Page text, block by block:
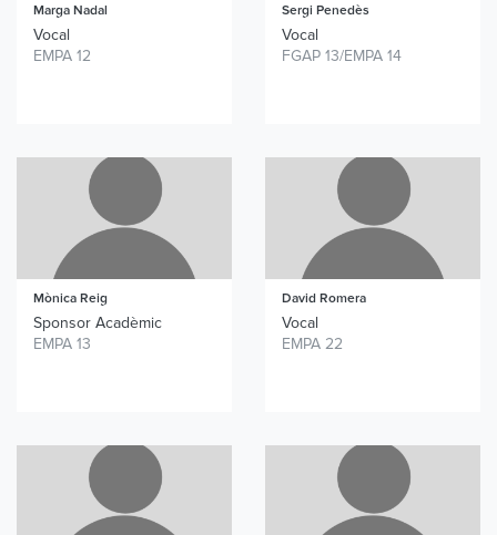
Marga Nadal
Vocal
EMPA 12
Sergi Penedès
Vocal
FGAP 13/EMPA 14
Mònica Reig
Sponsor Acadèmic
EMPA 13
David Romera
Vocal
EMPA 22